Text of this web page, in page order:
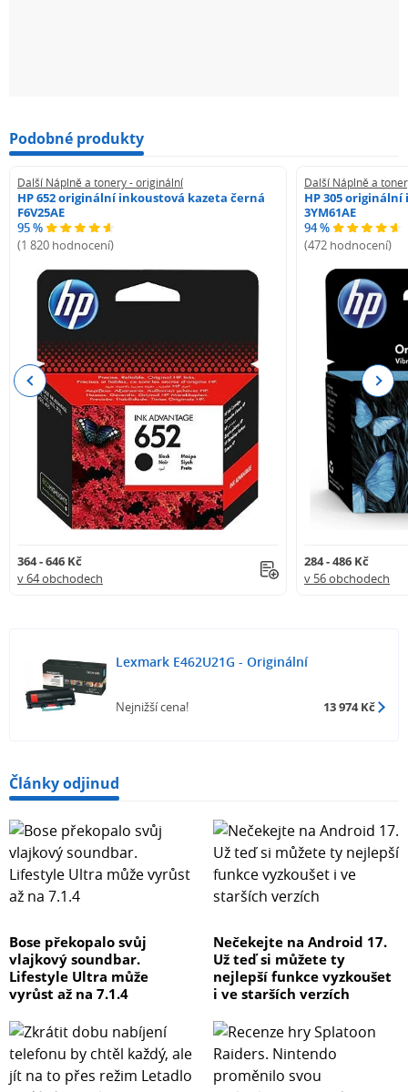
Podobné produkty
Další Náplně a tonery - originální
HP 652 originální inkoustová kazeta černá
F6V25AE
95 %
(1 820 hodnocení)
364 - 646 Kč
v 64 obchodech
Další Náplně a
HP 305
3YM61AE
94 %
(472 hodnocení)
284 - 486 Kč
v 56 obchodech
Previous Next
Lexmark E462U21G - Originální
Nejnižší cena! 13 974 Kč
Články odjinud
Bose překopalo svůj
vlajkový soundbar.
Lifestyle Ultra může
vyrůst až na 7.1.4
Nečekejte na Android 17.
Už teď si můžete ty
nejlepší funkce vyzkoušet
i ve starších verzích